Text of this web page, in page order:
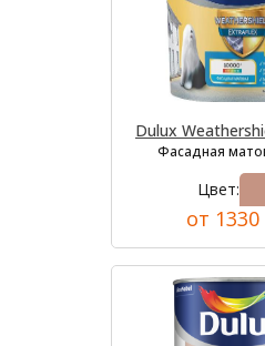
Dulux
Фасадная
Цвет:
от 1330